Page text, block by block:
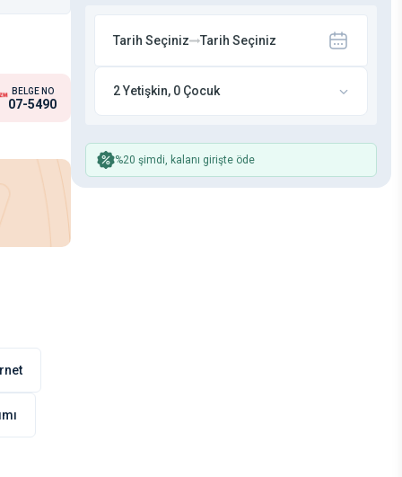
BELGE NO
07-5490
Tarih Seçiniz Tarih Seçiniz
2 Yetişkin, 0 Çocuk
%20 şimdi, kalanı girişte öde